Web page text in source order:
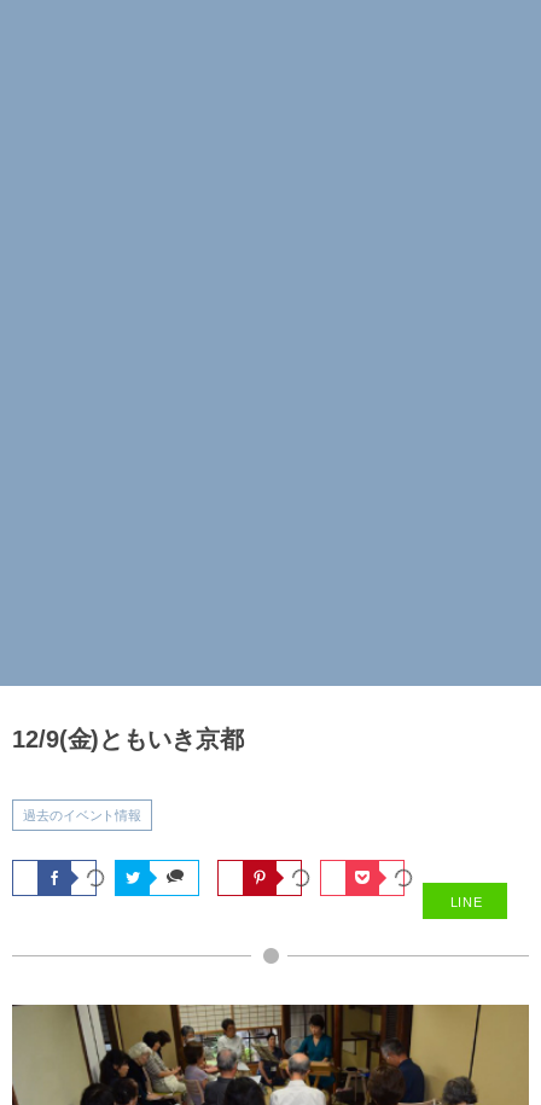
12/9(金)ともいき京都
過去のイベント情報
LINE